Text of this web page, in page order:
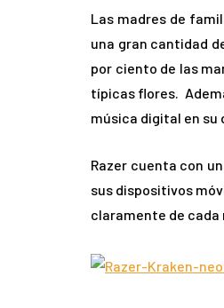
Las madres de
una gran cantidad
por ciento de las
típicas flores.
música digital en su
Razer cuenta con
sus dispositivos
claramente de cada